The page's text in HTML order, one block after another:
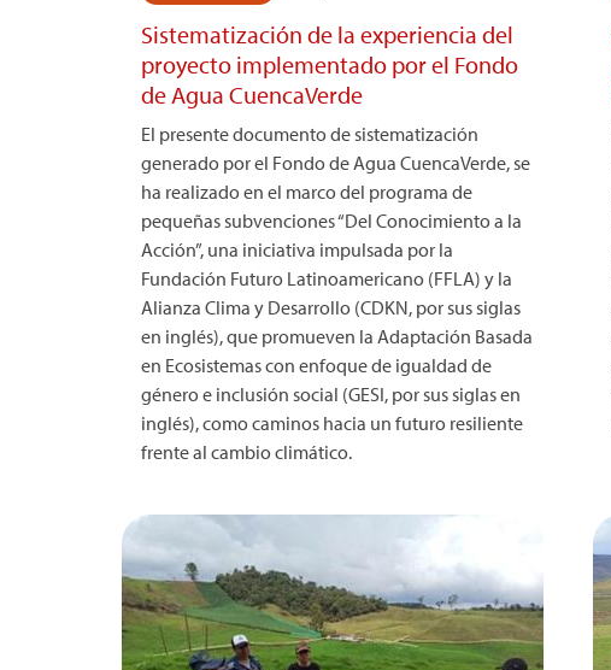
Sistematización de la experiencia del
proyecto implementado por el Fondo
de Agua CuencaVerde
El presente documento de sistematización
generado por el Fondo de Agua CuencaVerde, se
ha realizado en el marco del programa de
pequeñas subvenciones “Del Conocimiento a la
Acción”, una iniciativa impulsada por la
Fundación Futuro Latinoamericano (FFLA) y la
Alianza Clima y Desarrollo (CDKN, por sus siglas
en inglés), que promueven la Adaptación Basada
en Ecosistemas con enfoque de igualdad de
género e inclusión social (GESI, por sus siglas en
inglés), como caminos hacia un futuro resiliente
frente al cambio climático.